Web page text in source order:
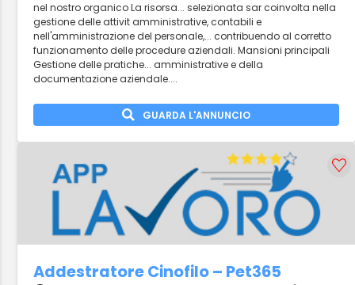
nel nostro organico La risorsa... selezionata sar coinvolta nella
gestione delle attivit amministrative, contabili e
nell'amministrazione del personale,... contribuendo al corretto
funzionamento delle procedure aziendali. Mansioni principali
Gestione delle pratiche... amministrative e della
documentazione aziendale....
GUARDA L'ANNUNCIO
Addestratore Cinofilo – Pet365